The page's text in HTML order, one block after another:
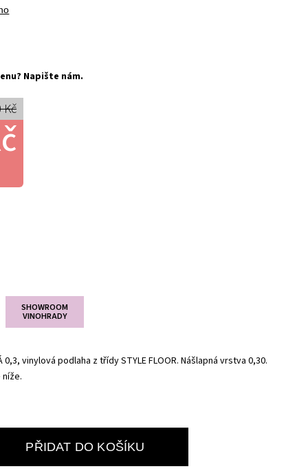
Kč
Napište nám.
SHOWROOM
VINOHRADY
0,3, vinylová podlaha z třídy STYLE FLOOR. Nášlapná vrstva 0,30.
PŘIDAT DO KOŠÍKU